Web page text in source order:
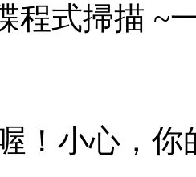
程式掃描 ~
！小心，